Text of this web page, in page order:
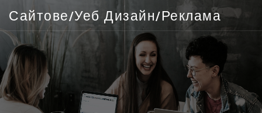
Сайтове/Уеб Дизайн/Реклама